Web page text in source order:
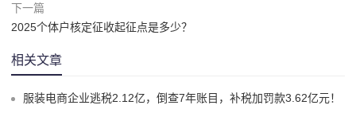
下一篇
2025个体户核定征收起征点是多少？
相关文章
服装电商企业逃税2.12亿，倒查7年账目，补税加罚款3.62亿元！